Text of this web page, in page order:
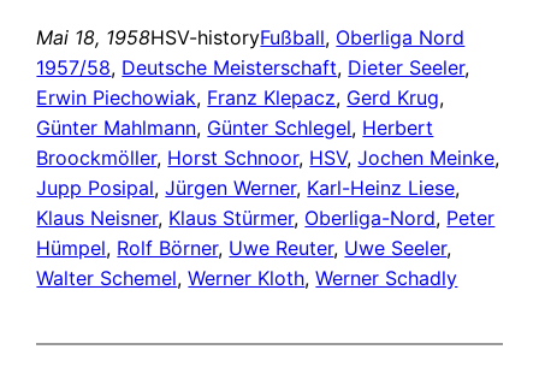
Mai 18, 1958HSV-historyFußball, Oberliga Nord
1957/58, Deutsche Meisterschaft, Dieter Seeler
Erwin Piechowiak, Franz Klepacz, Gerd Krug
Günter Mahlmann, Günter Schlegel, Herbert
Broockmöller, Horst Schnoor, HSV, Jochen Meinke
Jupp Posipal, Jürgen Werner, Karl-Heinz Liese
Klaus Neisner, Klaus Stürmer, Oberliga-Nord, Peter
Hümpel, Rolf Börner, Uwe Reuter, Uwe Seeler
Walter Schemel, Werner Kloth, Werner Schadly